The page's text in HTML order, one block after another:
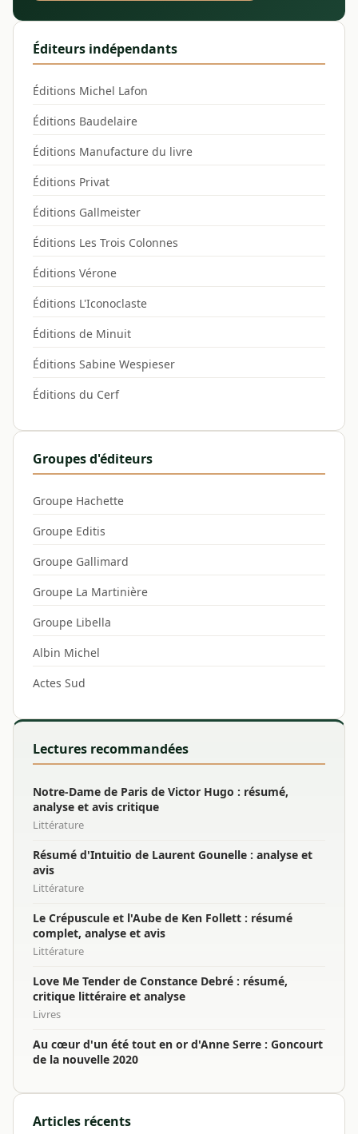
Éditeurs indépendants
Éditions Michel Lafon
Éditions Baudelaire
Éditions Manufacture du livre
Éditions Privat
Éditions Gallmeister
Éditions Les Trois Colonnes
Éditions Vérone
Éditions L'Iconoclaste
Éditions de Minuit
Éditions Sabine Wespieser
Éditions du Cerf
Groupes d'éditeurs
Groupe Hachette
Groupe Editis
Groupe Gallimard
Groupe La Martinière
Groupe Libella
Albin Michel
Actes Sud
Lectures recommandées
Notre-Dame de Paris de Victor Hugo : résumé,
analyse et avis critique
Littérature
Résumé d'Intuitio de Laurent Gounelle : analyse et
avis
Littérature
Le Crépuscule et l'Aube de Ken Follett : résumé
complet, analyse et avis
Littérature
Love Me Tender de Constance Debré : résumé,
critique littéraire et analyse
Livres
Au cœur d'un été tout en or d'Anne Serre : Goncourt
de la nouvelle 2020
Articles récents